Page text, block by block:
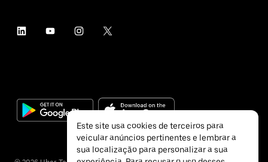
Este site usa cookies de terceiros para
veicular anúncios pertinentes e lembrar a
sua localização para personalizar a sua